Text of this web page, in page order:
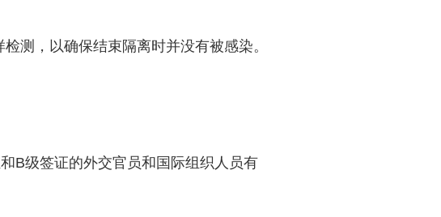
测，以确保结束隔离时并没有被感染。
B级签证的外交官员和国际组织人员有